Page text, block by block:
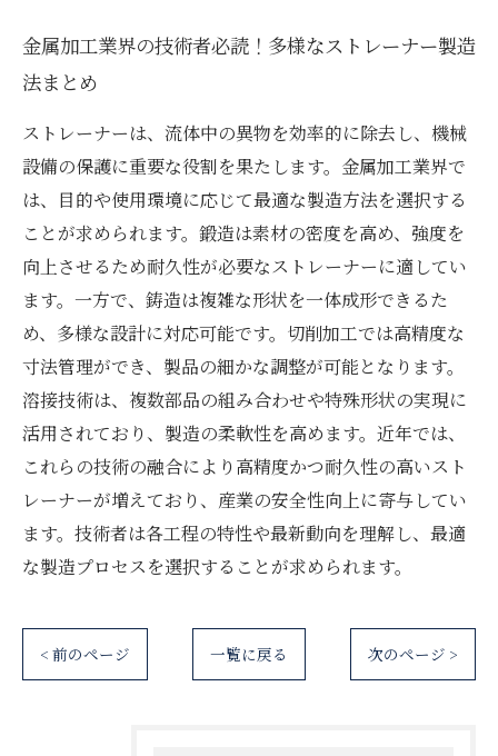
金属加工業界の技術者必読！多様なストレーナー製造
法まとめ
ストレーナーは、流体中の異物を効率的に除去し、機械
設備の保護に重要な役割を果たします。金属加工業界で
は、目的や使用環境に応じて最適な製造方法を選択する
ことが求められます。鍛造は素材の密度を高め、強度を
向上させるため耐久性が必要なストレーナーに適してい
ます。一方で、鋳造は複雑な形状を一体成形できるた
め、多様な設計に対応可能です。切削加工では高精度な
寸法管理ができ、製品の細かな調整が可能となります。
溶接技術は、複数部品の組み合わせや特殊形状の実現に
活用されており、製造の柔軟性を高めます。近年では、
これらの技術の融合により高精度かつ耐久性の高いスト
レーナーが増えており、産業の安全性向上に寄与してい
ます。技術者は各工程の特性や最新動向を理解し、最適
な製造プロセスを選択することが求められます。
< 前のページ 一覧に戻る 次のページ >